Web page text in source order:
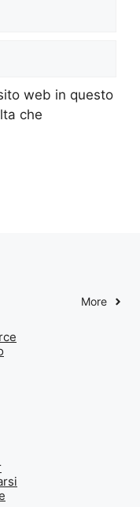
web in questo
che
More